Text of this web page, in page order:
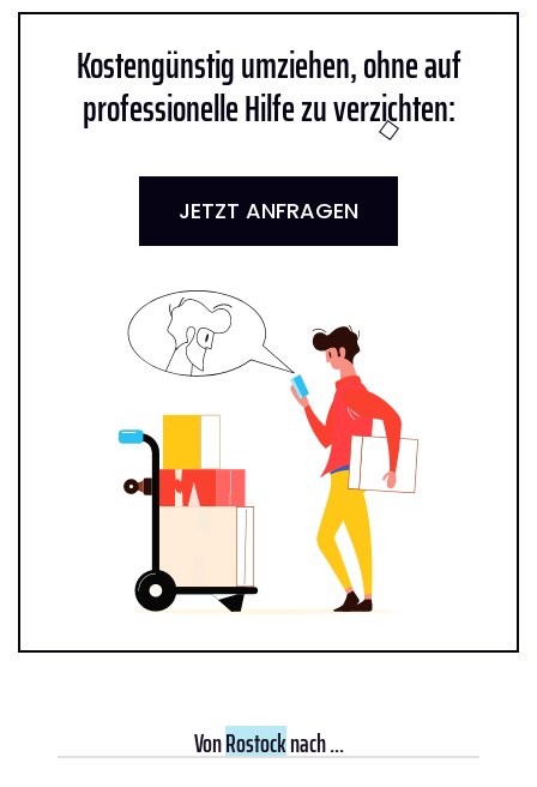
Kostengünstig umziehen, ohne auf
professionelle Hilfe zu verzichten:
JETZT ANFRAGEN
VonRostocknach ...